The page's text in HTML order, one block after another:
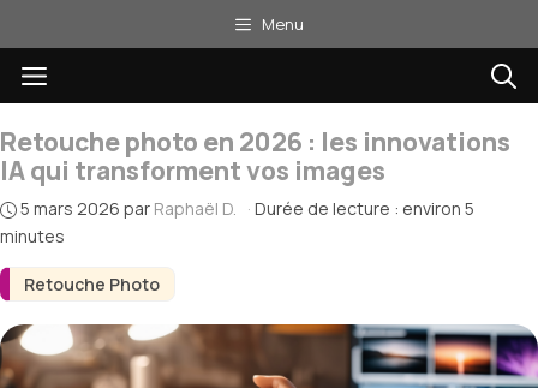
au
contenu
Menu
Menu
Retouche Photo
Retouche photo en 2026 : les innovations
IA qui transforment vos images
5 mars 2026 par Raphaël D. · Durée de lecture : environ 5
minutes